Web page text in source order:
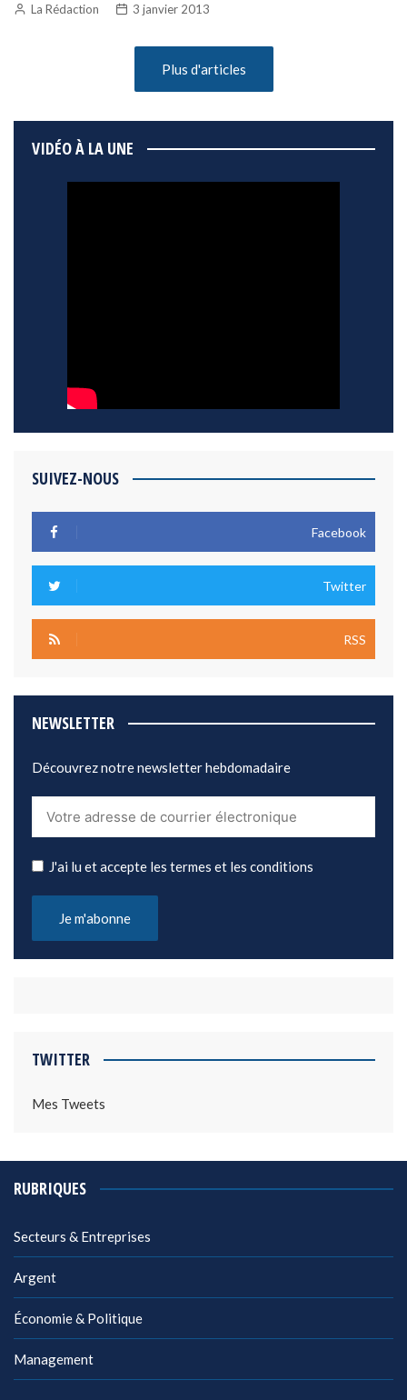
La Rédaction 3 janvier 2013
Plus d'articles
VIDÉO À LA UNE
SUIVEZ-NOUS
Facebook
Twitter
RSS
NEWSLETTER
Découvrez notre newsletter hebdomadaire
J'ai lu et accepte les termes et les conditions
TWITTER
Mes Tweets
RUBRIQUES
Secteurs & Entreprises
Argent
Économie & Politique
Management